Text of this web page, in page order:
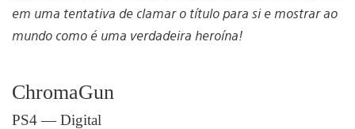
em uma tentativa de clamar o título para si e mostrar ao
mundo como é uma verdadeira heroína!
ChromaGun
PS4 — Digital